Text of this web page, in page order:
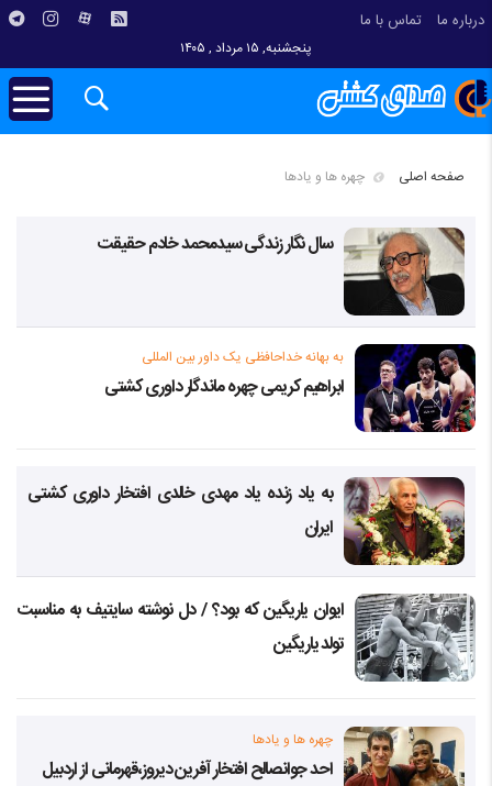
درباره ما تماس با ما
پنجشنبه, ۱۵ مرداد , ۱۴۰۵
صفحه اصلی چهره ها و یادها
سال نگار زندگی سیدمحمد خادم حقیقت
به بهانه خداحافظی یک داور بین المللی
ابراهیم کریمی چهره ماندگار داوری کشتی
به یاد زنده یاد مهدی خالدی افتخار داوری کشتی
ایران
ایوان یاریگین که بود؟ / دل نوشته سایتیف به مناسبت
تولد یاریگین
چهره ها و یادها
احد جوانصالح افتخار آفرین دیروز،قهرمانی از اردبیل